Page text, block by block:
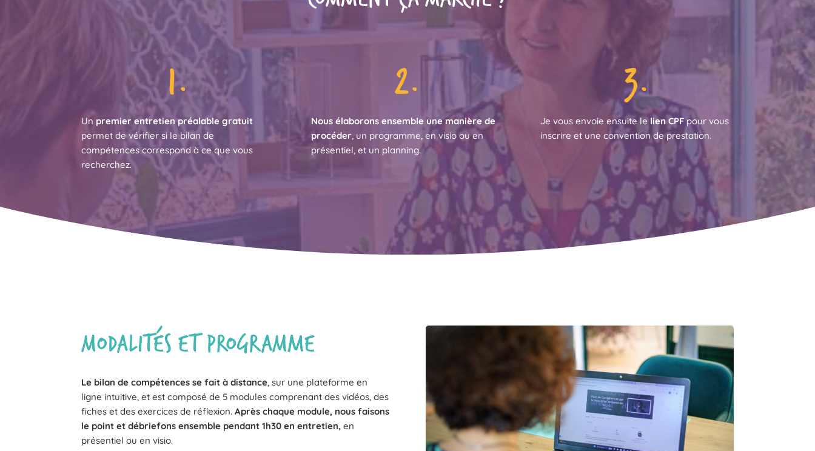
1.
Un premier entretien préalable gratuit
permet de vérifier si le bilan de
compétences correspond à ce que vous
recherchez.
2.
Nous élaborons ensemble une manière de
procéder, un programme, en visio ou en
présentiel, et un planning.
3.
Je vous envoie ensuite le lien CPFpour vous
inscrire et une convention de prestation.
MODALITÉS ET PROGRAMME
Le bilan de compétences se fait à distance, sur une plateforme en
ligne intuitive, et est composé de 5 modules comprenant des vidéos, des
fiches et des exercices de réflexion.Après chaque module, nous faisons
le point et débriefons ensemble pendant 1h30 en entretien, en
présentiel ou en visio.